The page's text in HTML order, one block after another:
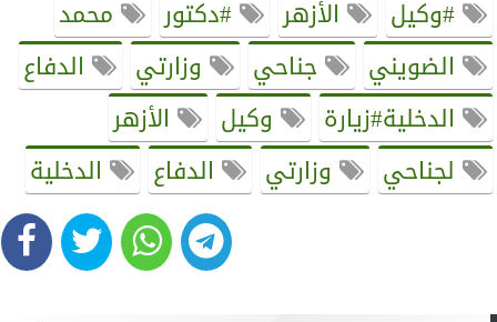
#وكيل الأزهر #دكتور
محمد
الضويني
جناحي وزارتي
الدفاع
الدخلية#زيارة
وكيل
الأزهر
لجناحي
وزارتي الدفاع الدخلية